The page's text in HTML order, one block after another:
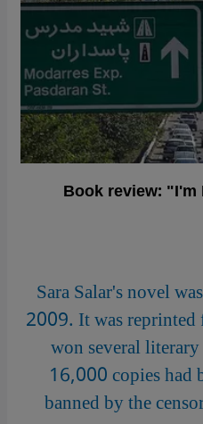
Book review:
Sara Salar's novel
2009. It was
won several
16,000 copies had
banned by the